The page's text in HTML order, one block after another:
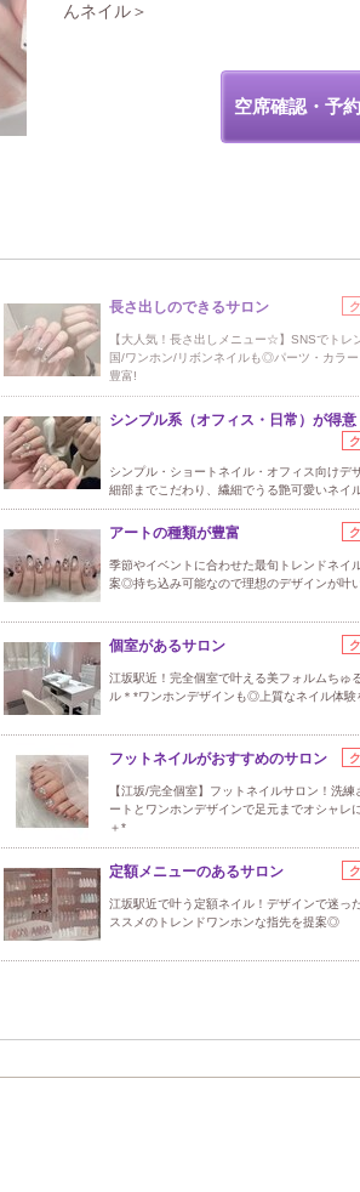
んネイル＞
空席確認・予
長さ出しのできるサロン
【大人気！長さ出しメニュー☆】SNSでトレ
国/ワンホン/リボンネイルも◎パーツ・カラ
豊富!
シンプル系（オフィス・日常）が得意
シンプル・ショートネイル・オフィス向けデ
細部までこだわり、繊細でうる艶可愛いネイ
アートの種類が豊富
季節やイベントに合わせた最旬トレンドネイ
案◎持ち込み可能なので理想のデザインが叶
個室があるサロン
江坂駅近！完全個室で叶える美フォルムちゅ
ル＊*ワンホンデザインも◎上質なネイル体験
フットネイルがおすすめのサロン
【江坂/完全個室】フットネイルサロン！洗練
ートとワンホンデザインで足元までオシャレ
＋*
定額メニューのあるサロン
江坂駅近で叶う定額ネイル！デザインで迷っ
ススメのトレンドワンホンな指先を提案◎